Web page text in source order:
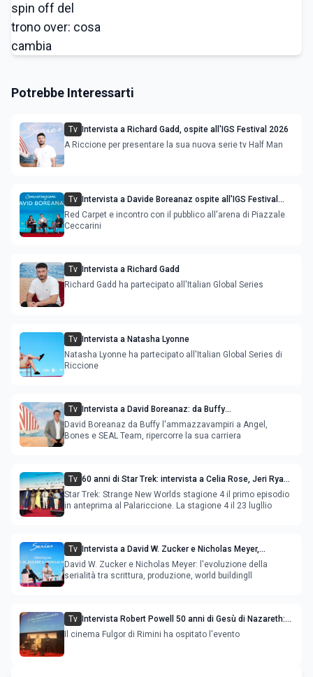
Potrebbe Interessarti
Tv Intervista a Richard Gadd, ospite all'IGS Festival 2026
A Riccione per presentare la sua nuova serie tv Half Man
Tv Intervista a Davide Boreanaz ospite all'IGS Festival
2026
Red Carpet e incontro con il pubblico all'arena di Piazzale
Ceccarini
Tv Intervista a Richard Gadd
Richard Gadd ha partecipato all'Italian Global Series
Tv Intervista a Natasha Lyonne
Natasha Lyonne ha partecipato all'Italian Global Series di
Riccione
Tv Intervista a David Boreanaz: da Buffy
l'ammazzavampiri a Angel, Bones e SEAL Team
David Boreanaz da Buffy l'ammazzavampiri a Angel,
Bones e SEAL Team, ripercorre la sua carriera
Tv 60 anni di Star Trek: intervista a Celia Rose, Jeri Ryan,
Rebecca Romijn, Anson Mount
Star Trek: Strange New Worlds stagione 4 il primo episodio
in anteprima al Palariccione. La stagione 4 il 23 lugllio
Tv Intervista a David W. Zucker e Nicholas Meyer,
l'evoluzione della serialità internazionale
David W. Zucker e Nicholas Meyer: l'evoluzione della
serialità tra scrittura, produzione, world buildingll
Tv Intervista Robert Powell 50 anni di Gesù di Nazareth:
l'attore incontra il pubblico
Il cinema Fulgor di Rimini ha ospitato l'evento